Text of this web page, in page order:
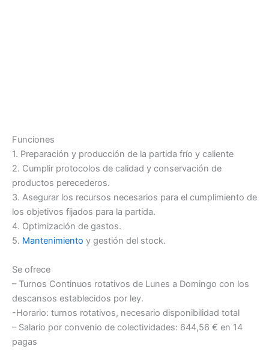
Funciones
1. Preparación y producción de la partida frío y caliente
2. Cumplir protocolos de calidad y conservación de
productos perecederos.
3. Asegurar los recursos necesarios para el cumplimiento de
los objetivos fijados para la partida.
4. Optimización de gastos.
5. Mantenimiento y gestión del stock.
Se ofrece
– Turnos Continuos rotativos de Lunes a Domingo con los
descansos establecidos por ley.
-Horario: turnos rotativos, necesario disponibilidad total
– Salario por convenio de colectividades: 644,56 € en 14
pagas